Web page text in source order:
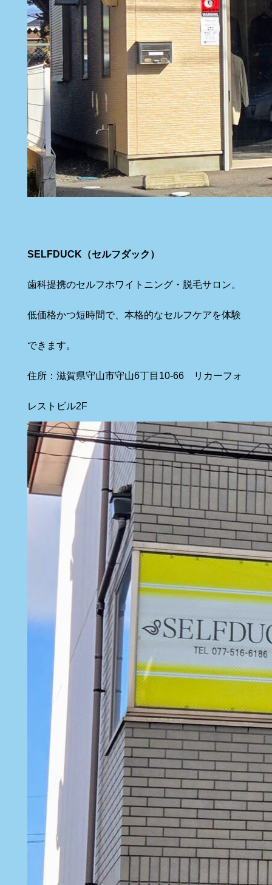
SELFDUCK（セルフダック）
歯科提携のセルフホワイトニング・脱毛サロン。
低価格かつ短時間で、本格的なセルフケアを体験
できます。
住所：滋賀県守山市守山6丁目10-66 リカーフォ
レストビル2F